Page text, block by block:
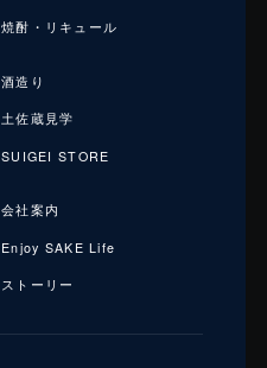
焼酎・リキュール
酒造り
土佐蔵見学
SUIGEI STORE
会社案内
Enjoy SAKE Life
ストーリー